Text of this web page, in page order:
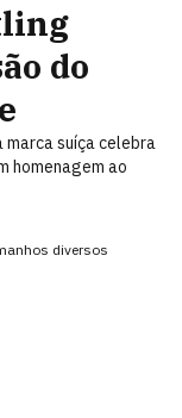
do
marca suíça celebra
homenagem ao
diversos